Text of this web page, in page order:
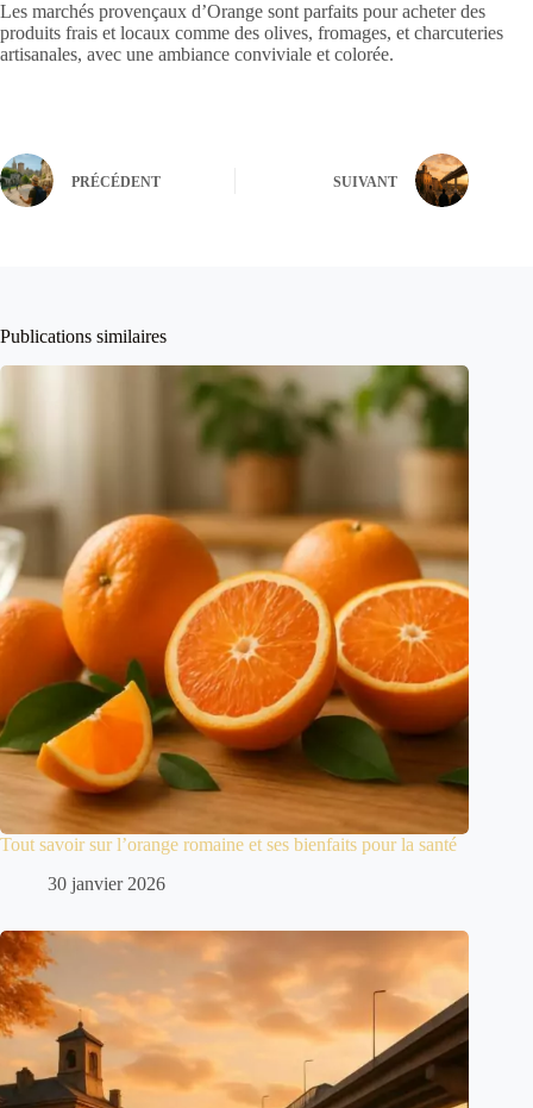
Les marchés provençaux d’Orange sont parfaits pour acheter des
produits frais et locaux comme des olives, fromages, et charcuteries
artisanales, avec une ambiance conviviale et colorée.
PRÉCÉDENT SUIVANT
Publications similaires
Tout savoir sur l’orange romaine et ses bienfaits pour la santé
30 janvier 2026